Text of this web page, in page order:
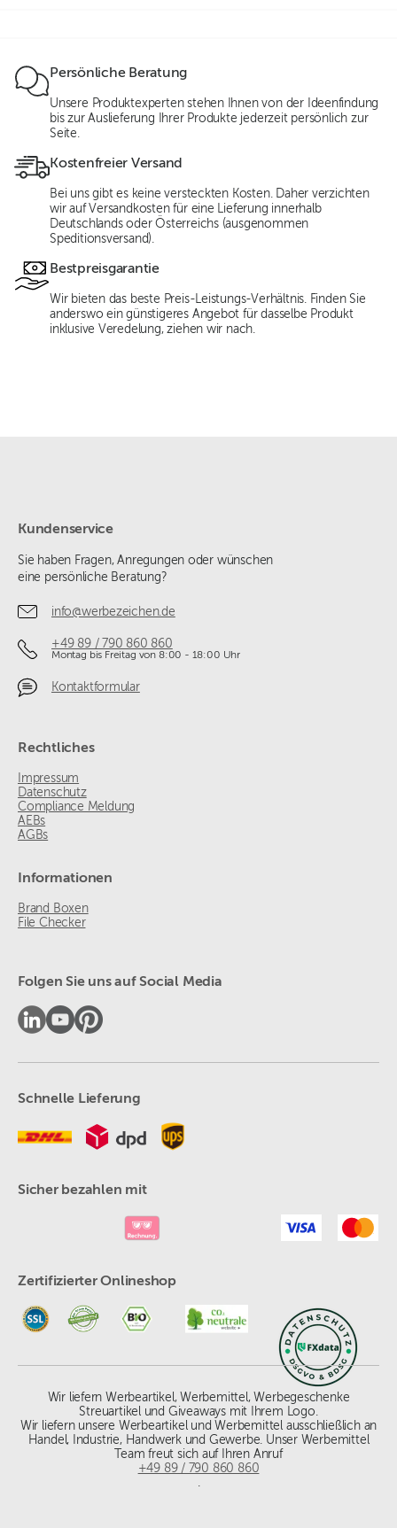
Persönliche Beratung
Unsere Produktexperten stehen Ihnen von der Ideenfindung
bis zur Auslieferung Ihrer Produkte jederzeit persönlich zur
Seite.
Kostenfreier Versand
Bei uns gibt es keine versteckten Kosten. Daher verzichten
wir auf Versandkosten für eine Lieferung innerhalb
Deutschlands oder Österreichs (ausgenommen
Speditionsversand).
Bestpreisgarantie
Wir bieten das beste Preis-Leistungs-Verhältnis. Finden Sie
anderswo ein günstigeres Angebot für dasselbe Produkt
inklusive Veredelung, ziehen wir nach.
Kundenservice
Sie haben Fragen, Anregungen oder wünschen
eine persönliche Beratung?
info@werbezeichen.de
+49 89 / 790 860 860
Montag bis Freitag von 8:00 - 18:00 Uhr
Kontaktformular
Rechtliches
Impressum
Datenschutz
Compliance Meldung
AEBs
AGBs
Informationen
Brand Boxen
File Checker
Folgen Sie uns auf Social Media
Schnelle Lieferung
Sicher bezahlen mit
Zertifizierter Onlineshop
Wir liefern Werbeartikel, Werbemittel, Werbegeschenke
Streuartikel und Giveaways mit Ihrem Logo.
Wir liefern unsere Werbeartikel und Werbemittel ausschließlich an
Handel, Industrie, Handwerk und Gewerbe. Unser Werbemittel
Team freut sich auf Ihren Anruf
+49 89 / 790 860 860
.